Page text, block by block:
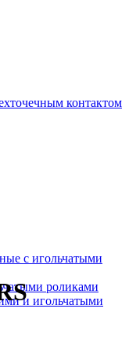
контактом
с игольчатыми
роликами
и игольчатыми